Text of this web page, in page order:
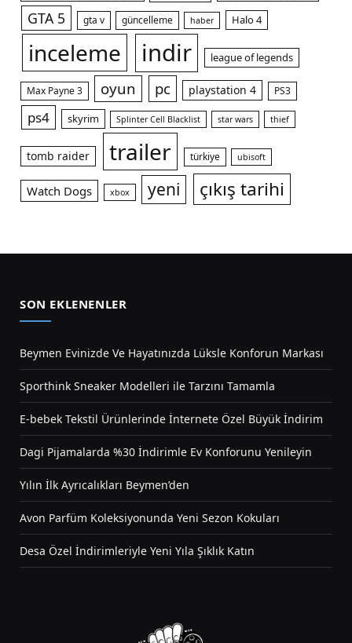
GTA 5 gta v güncelleme haber Halo 4
inceleme indir league of legends
Max Payne 3 oyun pc playstation 4 PS3
ps4 skyrim Splinter Cell Blacklist star wars thief
tomb raider trailer türkiye ubisoft
Watch Dogs xbox yeni çıkış tarihi
SON EKLENENLER
Beymen Evinizde Ve Hayatınızda Lüksle Konforun Markası
Sporthink Sneaker Modelleri ile Tarzını Tamamla
E-bebek Tekstil Ürünlerinde İnternete Özel Büyük İndirim
Dagi Pijamalarda %30 İndirimle Ev Konforunu Yenileyin
Yılın İlk Ayrıcalıkları Beymen’den
Avon Parfüm Koleksiyonunda Yeni Sezon Kokuları
Desa Özel İndirimleriyle Yeni Yıla Şıklık Katın